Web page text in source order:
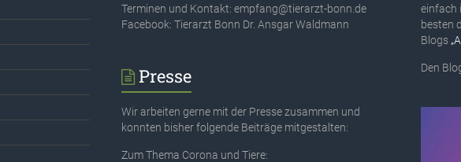
Terminen und Kontakt: empfang@tierarzt-bonn.de
Facebook: Tierarzt Bonn Dr. Ansgar Waldmann
Presse
Wir arbeiten gerne mit der Presse zusammen und
konnten bisher folgende Beiträge mitgestalten:
Zum Thema Corona und Tiere:
einfach
besten
Blogs
Den